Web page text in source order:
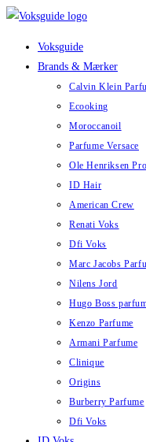
Skip
Voksguide
Brands & Mærker
Calvin Klein
Ecooking
Moroccanoil
Parfume Versace
Ole Henriksen
ID Hair
American Crew
Renati Voks
Dfi Voks
Marc Jacobs
Nilens Jord
Hugo Boss
Kenzo Parfume
Armani Parfume
Clinique
Origins
Burberry Parfume
Dfi Voks